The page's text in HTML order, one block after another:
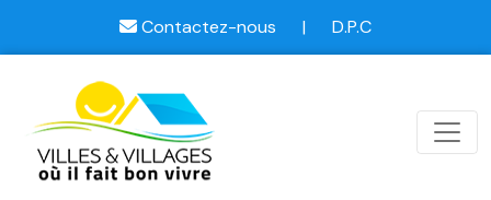
Contactez-nous | D.P.C